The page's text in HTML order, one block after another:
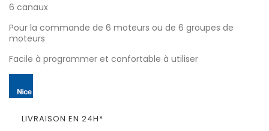
6 canaux
Pour la commande de 6 moteurs ou de 6 groupes de
moteurs
Facile à programmer et confortable à utiliser
LIVRAISON EN 24H*